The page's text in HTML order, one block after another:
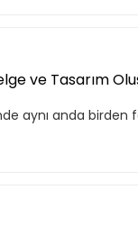
ve Tasarım
aynı anda birden
Teklif listende